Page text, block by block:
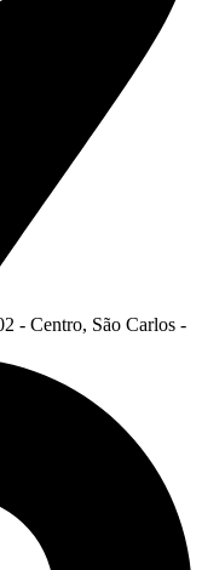
- Centro, São Carlos -